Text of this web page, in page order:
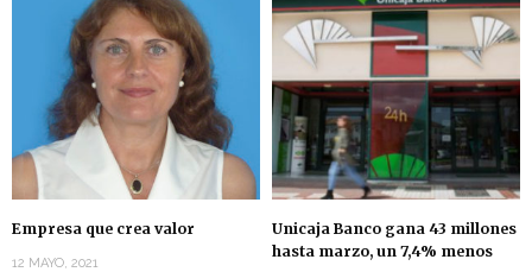
Empresa que crea valor
12 MAYO, 2021
Unicaja Banco gana 43 millones
hasta marzo, un 7,4% menos